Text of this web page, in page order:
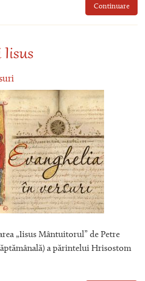
Continuare
„Iisus Mântuitorul” de Petre
a părintelui Hrisostom